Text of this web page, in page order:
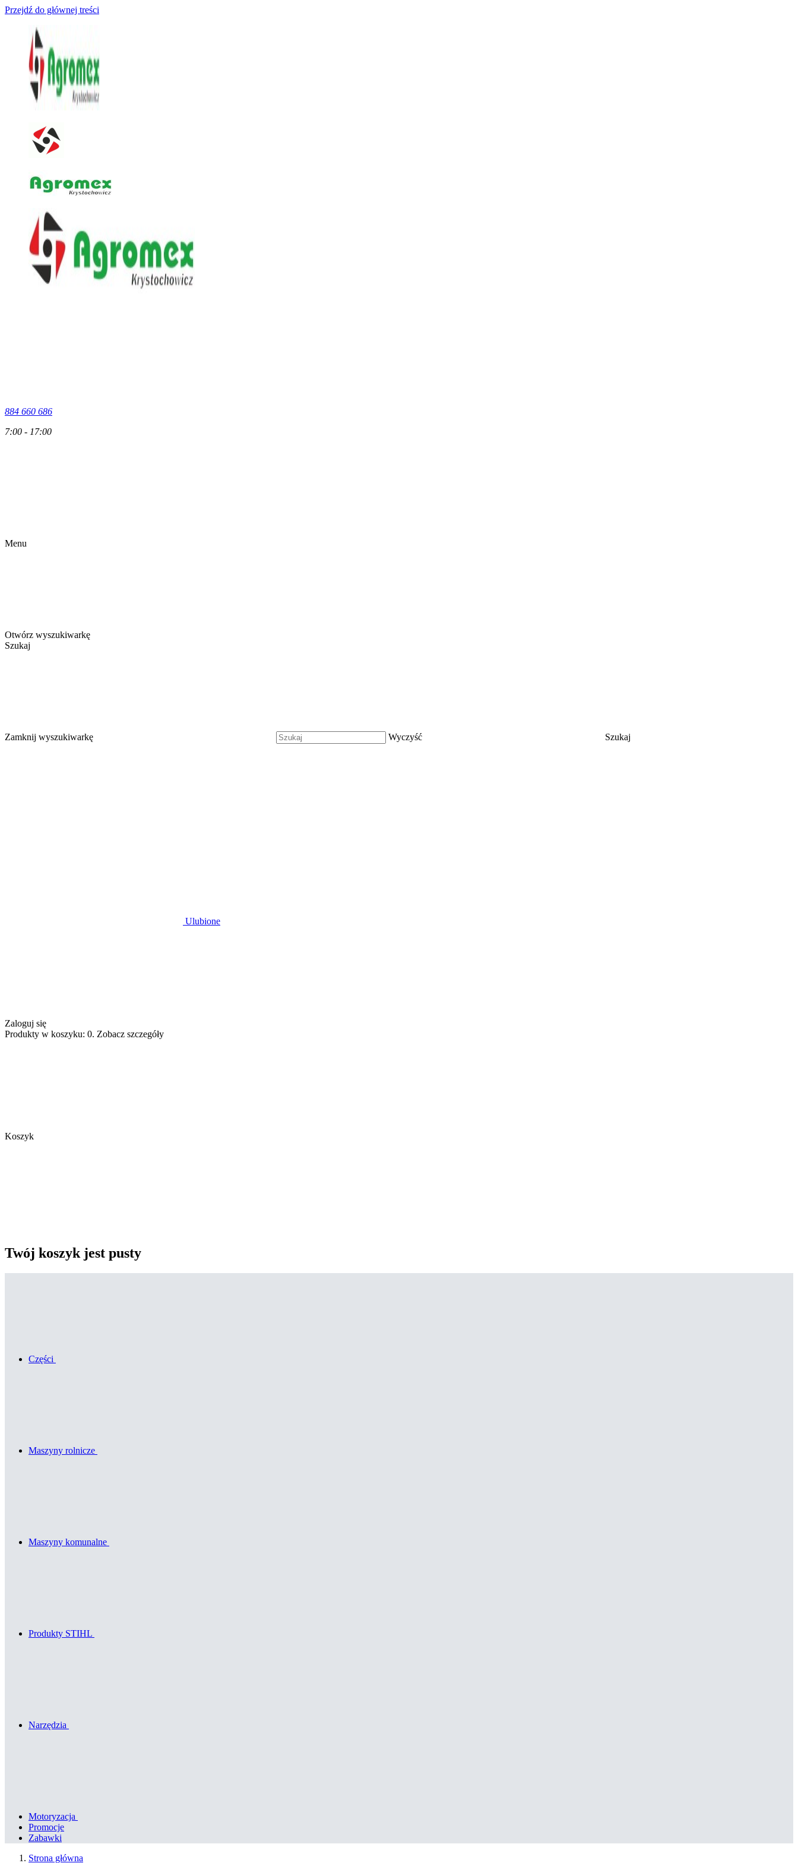
Przejdź do głównej treści
884 660 686
7:00 - 17:00
Menu
Otwórz wyszukiwarkę
Szukaj
Zamknij wyszukiwarkę Wyczyść Szukaj
Ulubione
Zaloguj się
Produkty w koszyku: 0. Zobacz szczegóły
Koszyk
Twój koszyk jest pusty
Części
Maszyny rolnicze
Maszyny komunalne
Produkty STIHL
Narzędzia
Motoryzacja
Promocje
Zabawki
Strona główna